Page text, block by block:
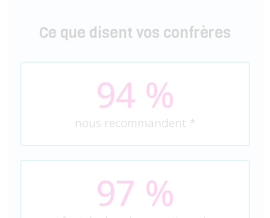
Ce que disent vos confrères
94 %
nous recommandent *
97 %